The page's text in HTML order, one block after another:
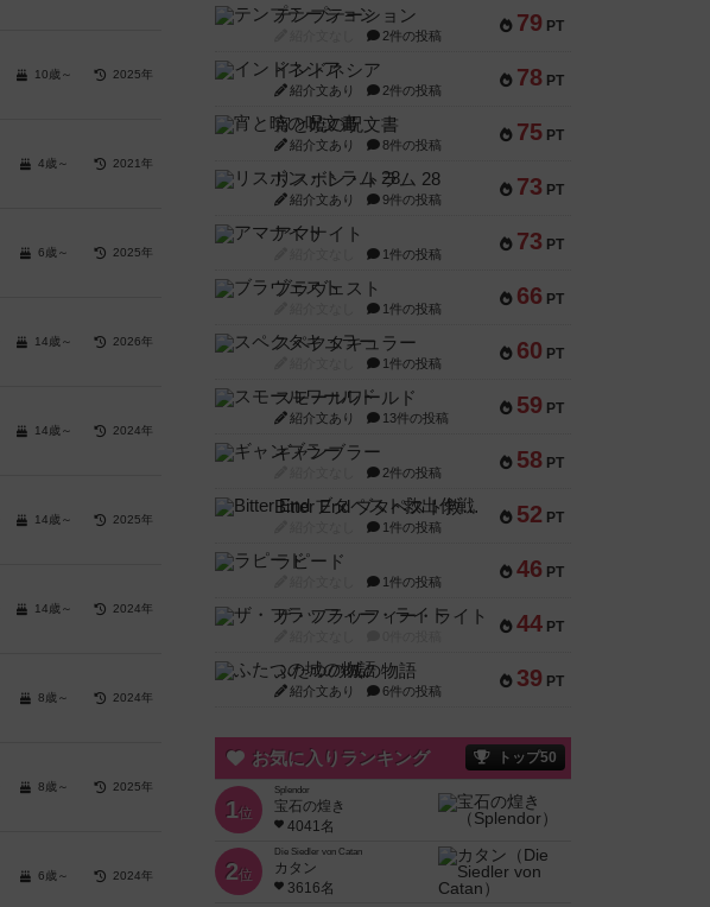
10歳～ 2025年
4歳～ 2021年
6歳～ 2025年
14歳～ 2026年
14歳～ 2024年
14歳～ 2025年
14歳～ 2024年
8歳～ 2024年
8歳～ 2025年
6歳～ 2024年
79 PT
テンプテーション
2件の投稿
78 PT
インドネシア
紹介文あり 2件の投稿
75 PT
宵と暁の呪文書
紹介文あり 8件の投稿
73 PT
リスボン・トラム 28
紹介文あり 9件の投稿
73 PT
アマナイト
1件の投稿
66 PT
ブラヴェスト
1件の投稿
60 PT
スペクタキュラー
1件の投稿
59 PT
スモールワールド
紹介文あり 13件の投稿
58 PT
ギャンブラー
2件の投稿
52 PT
Bitter End ブタペスト救出作戦
1件の投稿
46 PT
ラピード
1件の投稿
44 PT
ザ・フラッフィー・ライト
39 PT
ふたつの城の物語
紹介文あり 6件の投稿
お気に入りランキング トップ50
1位
Splendor
宝石の煌き
4041名
2位
Die Siedler von Catan
カタン
3616名